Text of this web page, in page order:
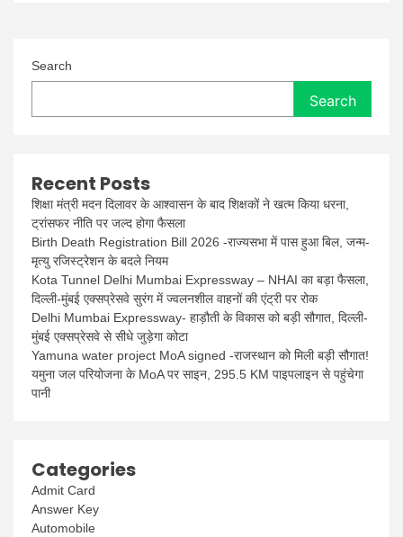
Search
Search
Recent Posts
शिक्षा मंत्री मदन दिलावर के आश्वासन के बाद शिक्षकों ने खत्म किया धरना,
ट्रांसफर नीति पर जल्द होगा फैसला
Birth Death Registration Bill 2026 -राज्यसभा में पास हुआ बिल, जन्म-
मृत्यु रजिस्ट्रेशन के बदले नियम
Kota Tunnel Delhi Mumbai Expressway – NHAI का बड़ा फैसला,
दिल्ली-मुंबई एक्सप्रेसवे सुरंग में ज्वलनशील वाहनों की एंट्री पर रोक
Delhi Mumbai Expressway- हाड़ौती के विकास को बड़ी सौगात, दिल्ली-
मुंबई एक्सप्रेसवे से सीधे जुड़ेगा कोटा
Yamuna water project MoA signed -राजस्थान को मिली बड़ी सौगात!
यमुना जल परियोजना के MoA पर साइन, 295.5 KM पाइपलाइन से पहुंचेगा
पानी
Categories
Admit Card
Answer Key
Automobile